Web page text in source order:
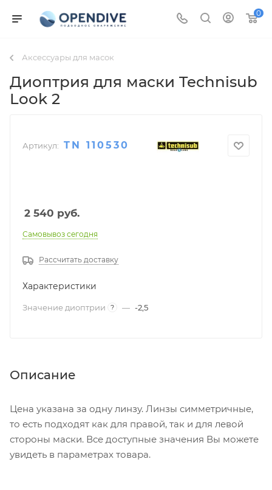
0
Аксессуары для масок
Диоптрия для маски Technisub
Look 2
Артикул: TN 110530
2 540 руб.
Самовывоз сегодня
Рассчитать доставку
Характеристики
Значение диоптрии ? — -2,5
Описание
Цена указана за одну линзу. Линзы симметричные,
то есть подходят как для правой, так и для левой
стороны маски. Все доступные значения Вы можете
увидеть в параметрах товара.